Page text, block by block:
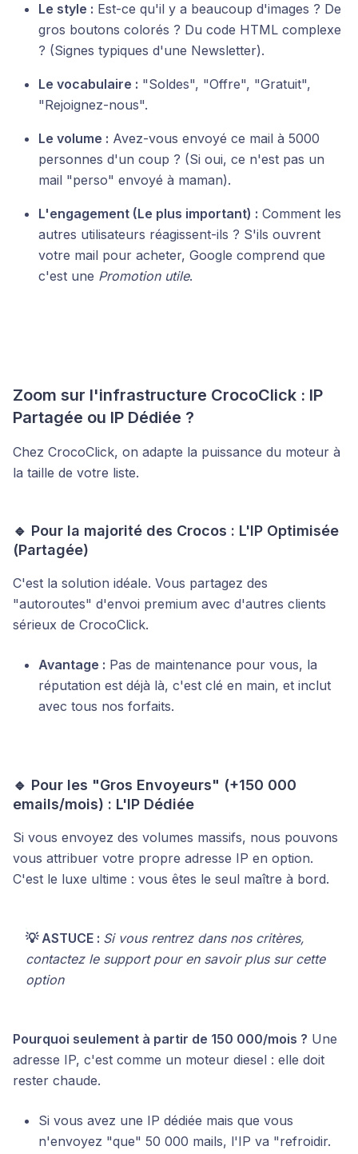
Le style : Est-ce qu'il y a beaucoup d'images ? De
gros boutons colorés ? Du code HTML complexe
? (Signes typiques d'une Newsletter).
Le vocabulaire : "Soldes", "Offre", "Gratuit",
"Rejoignez-nous".
Le volume : Avez-vous envoyé ce mail à 5000
personnes d'un coup ? (Si oui, ce n'est pas un
mail "perso" envoyé à maman).
L'engagement (Le plus important) : Comment les
autres utilisateurs réagissent-ils ? S'ils ouvrent
votre mail pour acheter, Google comprend que
c'est une Promotion utile.
Zoom sur l'infrastructure CrocoClick : IP
Partagée ou IP Dédiée ?
Chez CrocoClick, on adapte la puissance du moteur à
la taille de votre liste.
🔹 Pour la majorité des Crocos : L'IP Optimisée
(Partagée)
C'est la solution idéale. Vous partagez des
"autoroutes" d'envoi premium avec d'autres clients
sérieux de CrocoClick.
Avantage : Pas de maintenance pour vous, la
réputation est déjà là, c'est clé en main, et inclut
avec tous nos forfaits.
🔹 Pour les "Gros Envoyeurs" (+150 000
emails/mois) : L'IP Dédiée
Si vous envoyez des volumes massifs, nous pouvons
vous attribuer votre propre adresse IP en option.
C'est le luxe ultime : vous êtes le seul maître à bord.
💡 ASTUCE : Si vous rentrez dans nos critères,
contactez le support pour en savoir plus sur cette
option
Pourquoi seulement à partir de 150 000/mois ? Une
adresse IP, c'est comme un moteur diesel : elle doit
rester chaude.
Si vous avez une IP dédiée mais que vous
n'envoyez "que" 50 000 mails, l'IP va "refroidir.